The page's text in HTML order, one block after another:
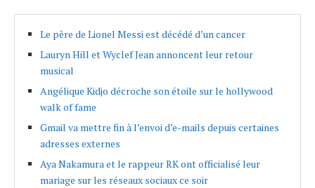
Le père de Lionel Messi est décédé d’un cancer
Lauryn Hill et Wyclef Jean annoncent leur retour
musical
Angélique Kidjo décroche son étoile sur le hollywood
walk of fame
Gmail va mettre fin à l’envoi d’e-mails depuis certaines
adresses externes
Aya Nakamura et le rappeur RK ont officialisé leur
mariage sur les réseaux sociaux ce soir